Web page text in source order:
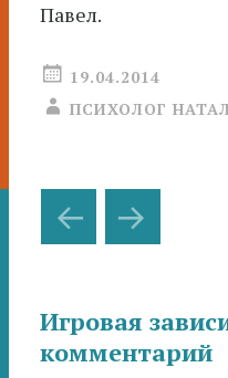
Павел.
19.04.2014
ПСИХОЛОГ
по
записям
Игровая
комментарий